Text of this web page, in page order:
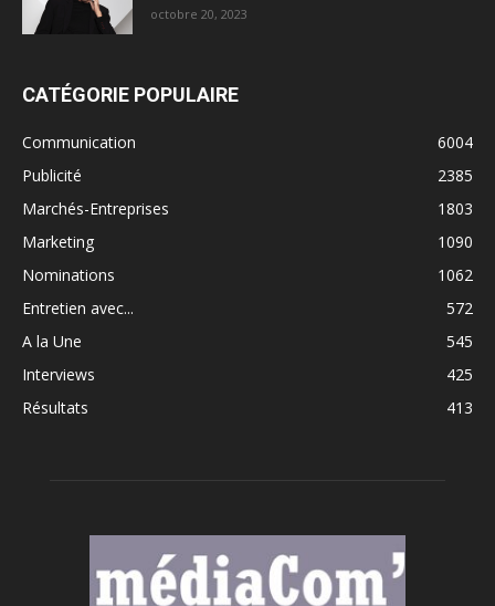
octobre 20, 2023
CATÉGORIE POPULAIRE
Communication
6004
Publicité
2385
Marchés-Entreprises
1803
Marketing
1090
Nominations
1062
Entretien avec...
572
A la Une
545
Interviews
425
Résultats
413